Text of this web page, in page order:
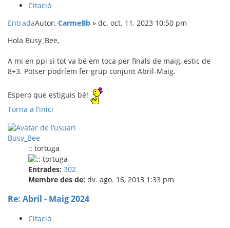
Citació
EntradaAutor: CarmeBb » dc. oct. 11, 2023 10:50 pm
Hola Busy_Bee,
A mi en ppi si tot va bé em toca per finals de maig, estic de
8+3. Potser podríem fer grup conjunt Abril-Maig.
Espero que estiguis bé!
Torna a l’inici
Busy_Bee
:: tortuga
Entrades: 302
Membre des de: dv. ago. 16, 2013 1:33 pm
Re: Abril - Maig 2024
Citació